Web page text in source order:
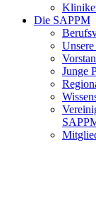
Die SAPPM
Junge